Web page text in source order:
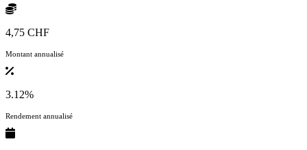
4,75 CHF
Montant annualisé
3.12%
Rendement annualisé